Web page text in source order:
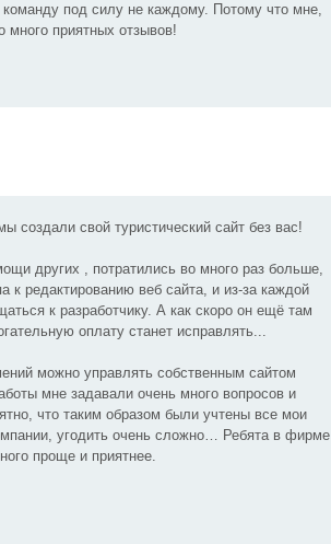
под силу не каждому. Потому что мне,
много приятных отзывов!
создали свой туристический сайт без вас!
других , потратились во много раз больше,
к редактированию веб сайта, и из-за каждой
к разработчику. А как скоро он ещё там
оплату станет исправлять...
можно управлять собственным сайтом
мне задавали очень много вопросов и
что таким образом были учтены все мои
угодить очень сложно… Ребята в фирме
проще и приятнее.